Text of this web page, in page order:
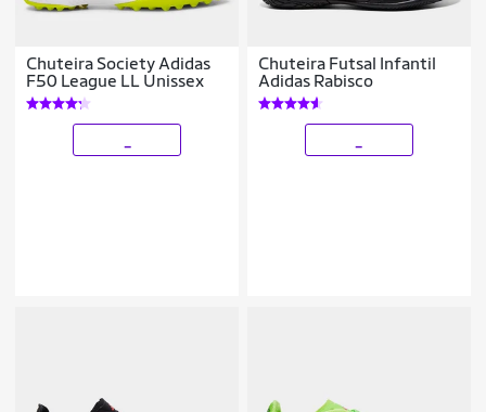
Chuteira Society Adidas
F50 League LL Unissex
Chuteira Futsal Infantil
Adidas Rabisco